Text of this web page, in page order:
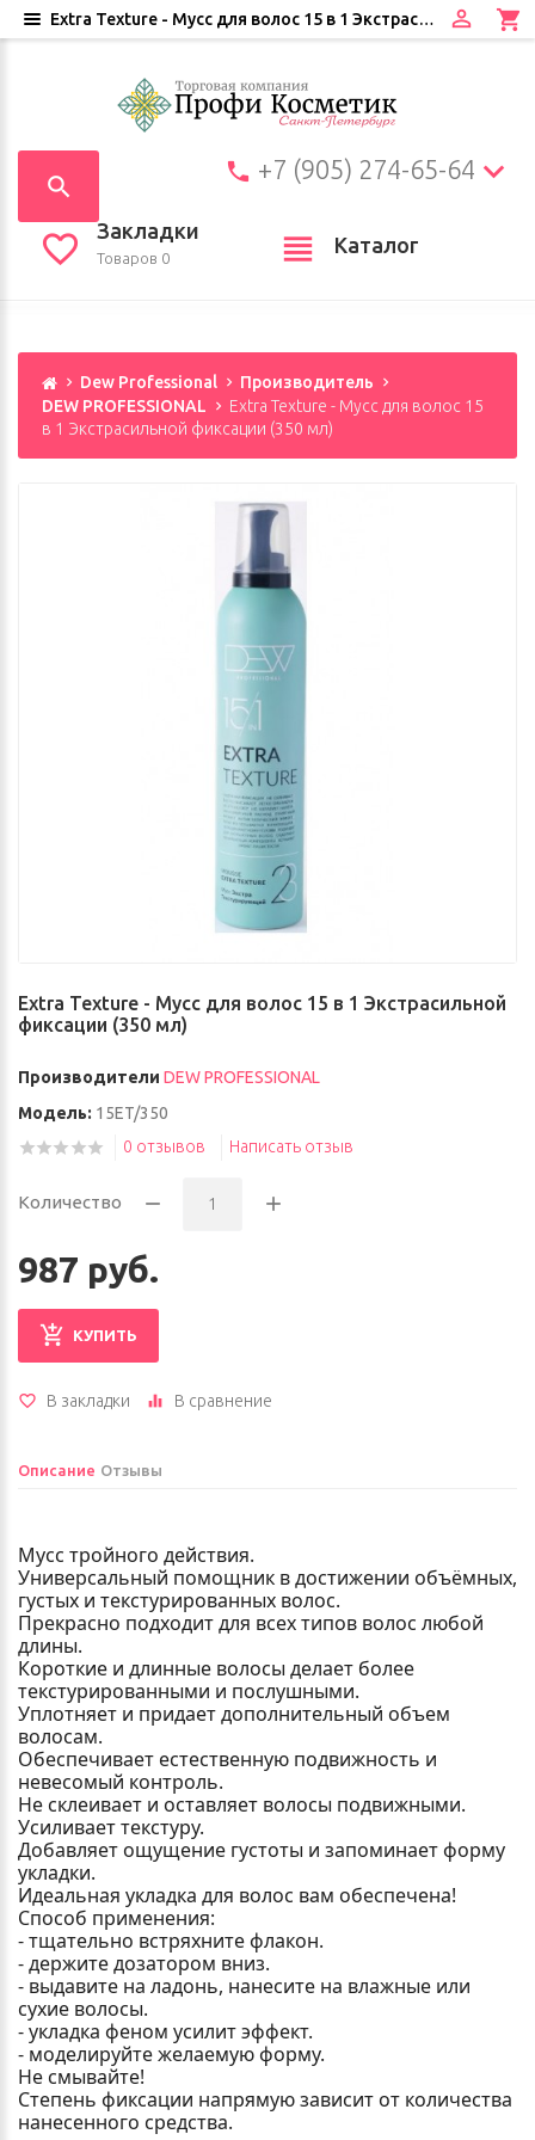
+7 (905) 274-65-64
Закладки
Товаров 0
Каталог
Dew Professional
Производитель
DEW PROFESSIONAL
Extra Texture - Мусс для волос 15
в 1 Экстрасильной фиксации (350 мл)
Extra Texture - Мусс для волос 15 в 1 Экстрасильной
фиксации (350 мл)
Производители DEW PROFESSIONAL
Модель: 15ET/350
0 отзывов
Написать отзыв
Количество
987 руб.
КУПИТЬ
В закладки В сравнение
Описание Отзывы
Мусс тройного действия.
Универсальный помощник в достижении объёмных,
густых и текстурированных волос.
Прекрасно подходит для всех типов волос любой
длины.
Короткие и длинные волосы делает более
текстурированными и послушными.
Уплотняет и придает дополнительный объем
волосам.
Обеспечивает естественную подвижность и
невесомый контроль.
Не склеивает и оставляет волосы подвижными.
Усиливает текстуру.
Добавляет ощущение густоты и запоминает форму
укладки.
Идеальная укладка для волос вам обеспечена!
Способ применения:
- тщательно встряхните флакон.
- держите дозатором вниз.
- выдавите на ладонь, нанесите на влажные или
сухие волосы.
- укладка феном усилит эффект.
- моделируйте желаемую форму.
Не смывайте!
Степень фиксации напрямую зависит от количества
нанесенного средства.
Extra Texture - Мусс для волос 15 в 1 Экстрасильной фиксации (350 мл)